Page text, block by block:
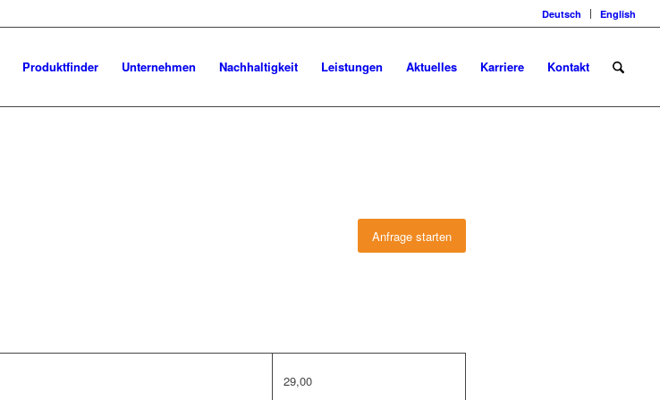
Deutsch English
Produktfinder Unternehmen Nachhaltigkeit Leistungen Aktuelles Karriere Kontakt
Anfrage starten
29,00